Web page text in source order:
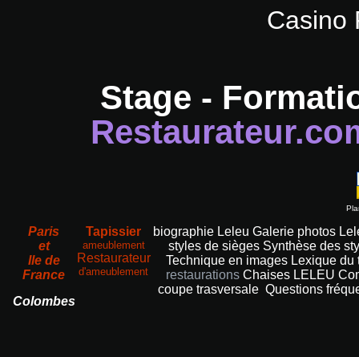
Casino
Stage -
Paris
et
Ile de
France
Colombes
Tapissier
ameublement
Restaurateur
d'ameublement
biographie Leleu Galerie photos
styles de sièges Synthèse des
Technique en images Lexique du
restaurationsChaises LELEU
coupe trasversale Questions